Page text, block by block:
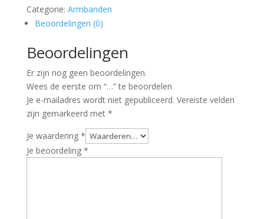
Categorie: Armbanden
Beoordelingen (0)
Beoordelingen
Er zijn nog geen beoordelingen.
Wees de eerste om “…” te beoordelen
Je e-mailadres wordt niet gepubliceerd. Vereiste velden
zijn gemarkeerd met *
Je waardering *
Je beoordeling *